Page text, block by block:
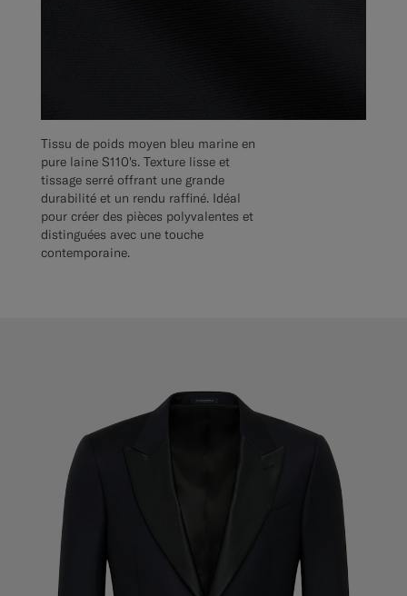
Tissu de poids moyen bleu marine en
pure laine S110's. Texture lisse et
tissage serré offrant une grande
durabilité et un rendu raffiné. Idéal
pour créer des pièces polyvalentes et
distinguées avec une touche
contemporaine.